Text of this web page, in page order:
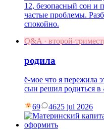
12, безопасный сон и
частые проблемы.
спокойно.
Q&A · второй-
родила
ё-мое что я пережила
сын решил родиться в
69 4625 jul 2026